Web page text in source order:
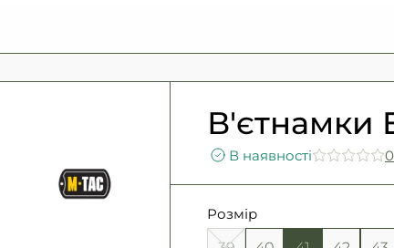
В'єтнамки
В наявності
Розмір